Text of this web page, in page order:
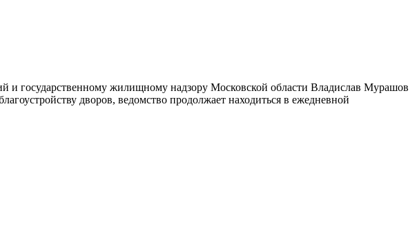
и государственному жилищному надзору Московской области Владислав Мурашов
дворов, ведомство продолжает находиться в ежедневной